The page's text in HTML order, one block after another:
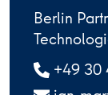
Berlin
+49 30